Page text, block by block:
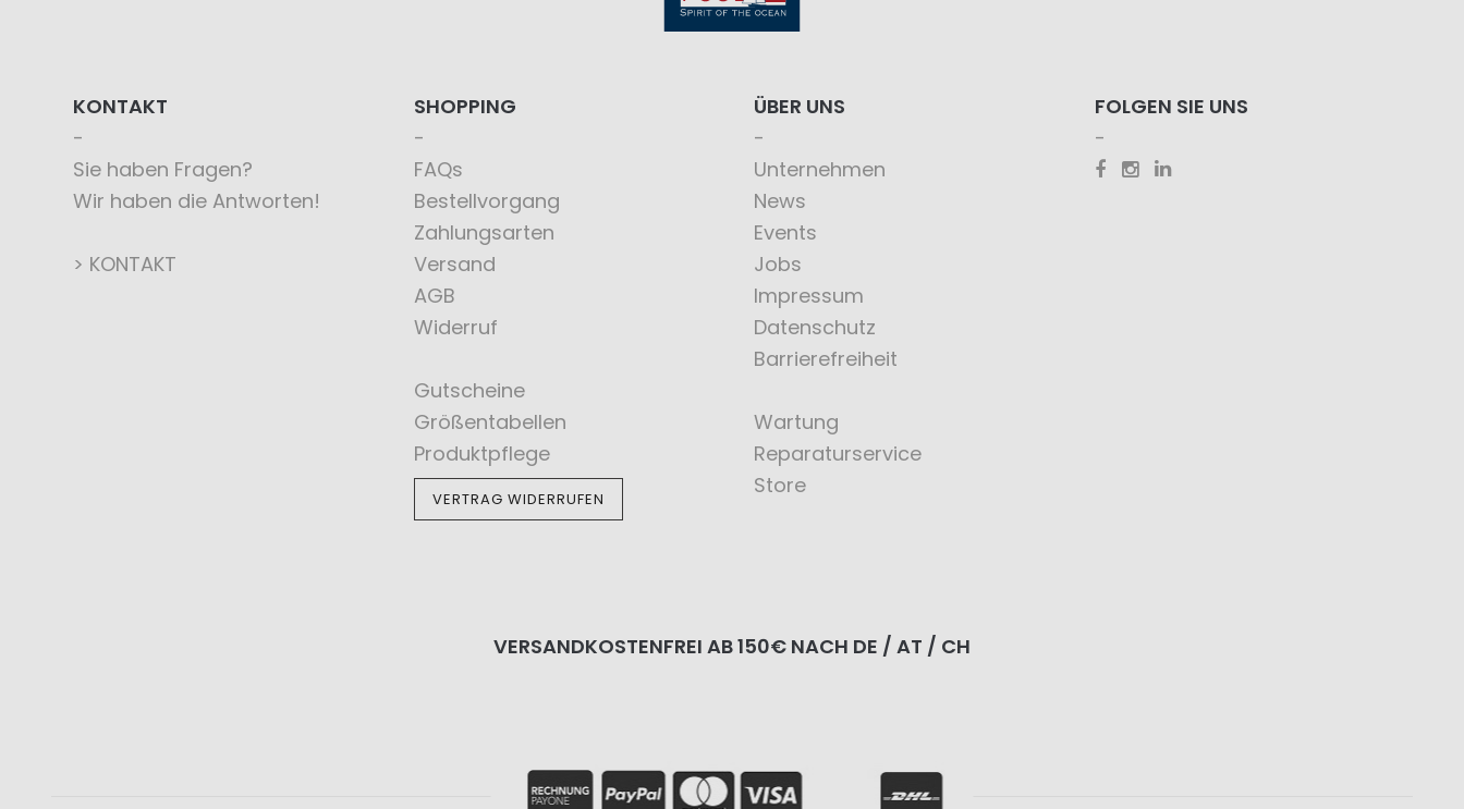
KONTAKT
Sie haben Fragen?
Wir haben die Antworten!
> KONTAKT
SHOPPING
FAQs
Bestellvorgang
Zahlungsarten
Versand
AGB
Widerruf
Gutscheine
Größentabellen
Produktpflege
VERTRAG WIDERRUFEN
ÜBER UNS
Unternehmen
News
Events
Jobs
Impressum
Datenschutz
Barrierefreiheit
Wartung
Reparaturservice
Store
FOLGEN SIE UNS
VERSANDKOSTENFREI AB 150€ NACH DE / AT / CH